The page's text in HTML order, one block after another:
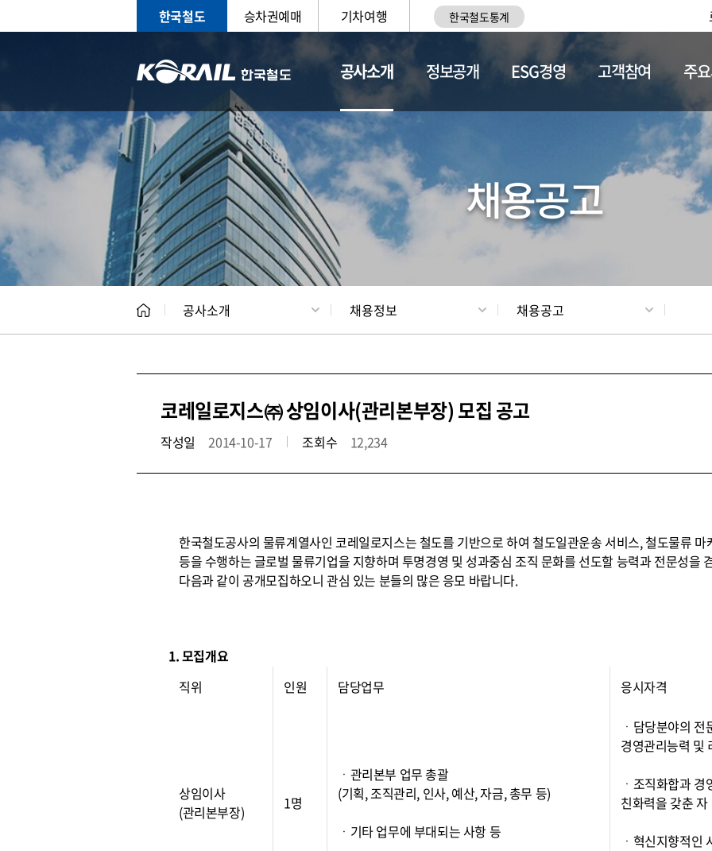
한국철도 승차권예매 기차여행 한국철도통계
공사소개
CEO 일반현황 채용정보
정보공개 ESG경영 고객참여 주
채용공고
공사소개 채용정보 채용공고
코레일로지스㈜ 상임이사(관리본부장) 모집 공고
작성일 2014-10-17 조회수 12,234
한국철도공사의 물류계열사인 코레일로지스는 철도를 기반으로 하여 철도일관운송 서비스, 철도물류
등을 수행하는 글로벌 물류기업을 지향하며 투명경영 및 성과중심 조직 문화를 선도할 능력과 전문성을
다음과 같이 공개모집하오니 관심 있는 분들의 많은 응모 바랍니다.
1. 모집개요
직위
인원 담당업무 응시자격
상임이사
(관리본부장)
1명
ㆍ관리본부 업무 총괄
(기획, 조직관리, 인사, 예산, 자금, 총무 등)
ㆍ기타 업무에 부대되는 사항 등
ㆍ담당분야의
경영관리능력 및
ㆍ조직화합과
친화력을 갖춘 자
ㆍ혁신지향적인